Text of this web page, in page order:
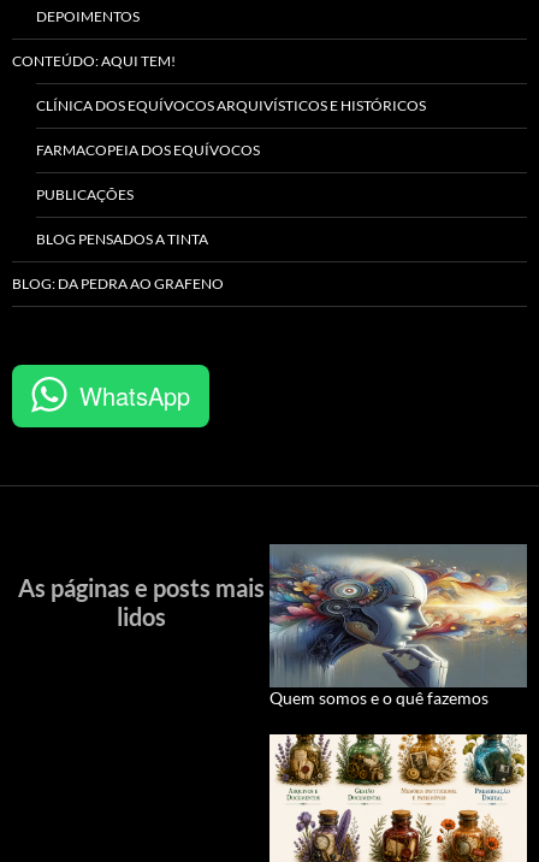
DEPOIMENTOS
CONTEÚDO: AQUI TEM!
CLÍNICA DOS EQUÍVOCOS ARQUIVÍSTICOS E HISTÓRICOS
FARMACOPEIA DOS EQUÍVOCOS
PUBLICAÇÕES
BLOG PENSADOS A TINTA
BLOG: DA PEDRA AO GRAFENO
WhatsApp
As páginas e posts mais
lidos
Quem somos e o quê fazemos